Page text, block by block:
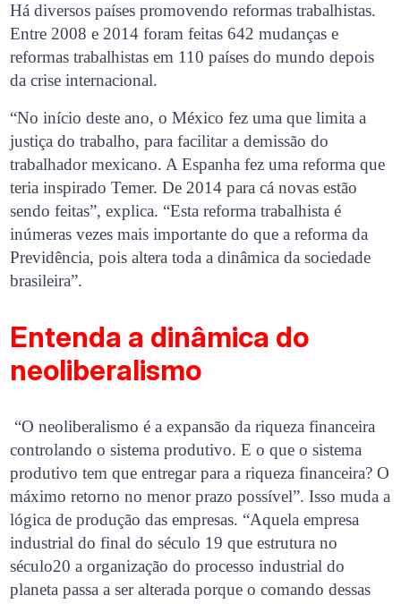
Há diversos países promovendo reformas trabalhistas.
Entre 2008 e 2014 foram feitas 642 mudanças e
reformas trabalhistas em 110 países do mundo depois
da crise internacional.
“No início deste ano, o México fez uma que limita a
justiça do trabalho, para facilitar a demissão do
trabalhador mexicano. A Espanha fez uma reforma que
teria inspirado Temer. De 2014 para cá novas estão
sendo feitas”, explica. “Esta reforma trabalhista é
inúmeras vezes mais importante do que a reforma da
Previdência, pois altera toda a dinâmica da sociedade
brasileira”.
Entenda a dinâmica do
neoliberalismo
“O neoliberalismo é a expansão da riqueza financeira
controlando o sistema produtivo. E o que o sistema
produtivo tem que entregar para a riqueza financeira? O
máximo retorno no menor prazo possível”. Isso muda a
lógica de produção das empresas. “Aquela empresa
industrial do final do século 19 que estrutura no
século20 a organização do processo industrial do
planeta passa a ser alterada porque o comando dessas